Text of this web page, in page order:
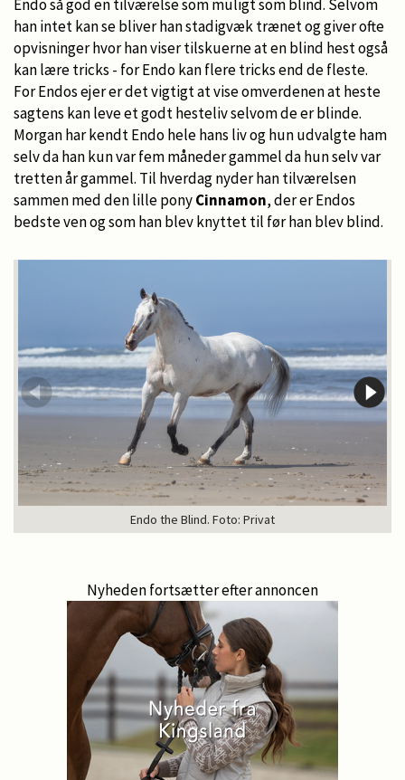
Endo så god en tilværelse som muligt som blind. Selvom
han intet kan se bliver han stadigvæk trænet og giver ofte
opvisninger hvor han viser tilskuerne at en blind hest også
kan lære tricks - for Endo kan flere tricks end de fleste.
For Endos ejer er det vigtigt at vise omverdenen at heste
sagtens kan leve et godt hesteliv selvom de er blinde.
Morgan har kendt Endo hele hans liv og hun udvalgte ham
selv da han kun var fem måneder gammel da hun selv var
tretten år gammel. Til hverdag nyder han tilværelsen
sammen med den lille ponyCinnamon, der er Endos
bedste ven og som han blev knyttet til før han blev blind.
Endo the Blind. Foto: Privat
Nyheden fortsætter efter annoncen